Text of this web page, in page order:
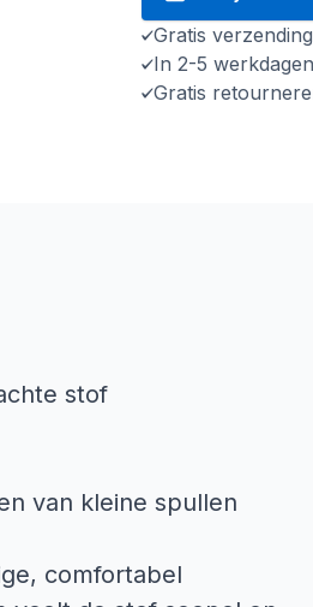
Gratis
In 2-5
Gratis
stof
van kleine spullen
comfortabel